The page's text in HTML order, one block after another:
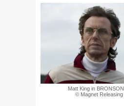
Matt King in BRONSON
© Magnet Releasing